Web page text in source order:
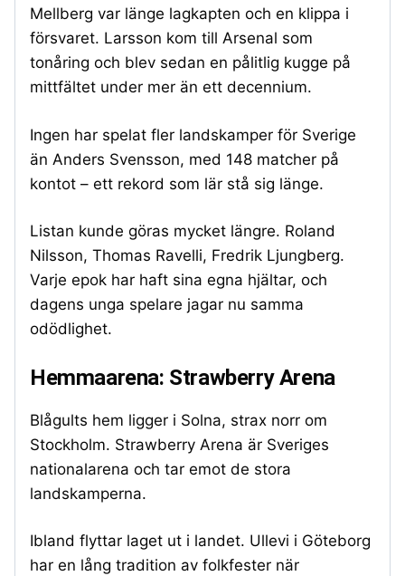
Mellberg var länge lagkapten och en klippa i
försvaret. Larsson kom till Arsenal som
tonåring och blev sedan en pålitlig kugge på
mittfältet under mer än ett decennium.
Ingen har spelat fler landskamper för Sverige
än Anders Svensson, med 148 matcher på
kontot – ett rekord som lär stå sig länge.
Listan kunde göras mycket längre. Roland
Nilsson, Thomas Ravelli, Fredrik Ljungberg.
Varje epok har haft sina egna hjältar, och
dagens unga spelare jagar nu samma
odödlighet.
Hemmaarena: Strawberry Arena
Blågults hem ligger i Solna, strax norr om
Stockholm. Strawberry Arena är Sveriges
nationalarena och tar emot de stora
landskamperna.
Ibland flyttar laget ut i landet. Ullevi i Göteborg
har en lång tradition av folkfester när